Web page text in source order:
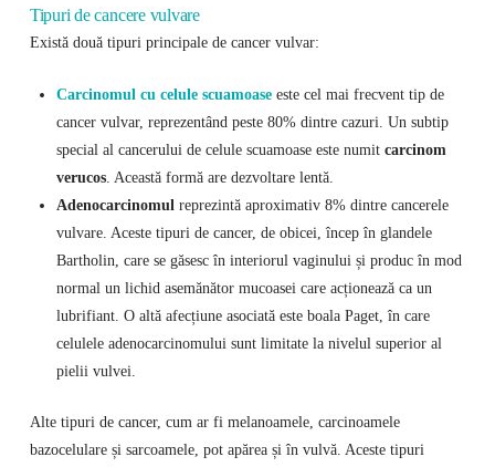
Tipuri de cancere vulvare
Există două tipuri principale de cancer vulvar:
Carcinomul cu celule scuamoase este cel mai frecvent tip de
cancer vulvar, reprezentând peste 80% dintre cazuri. Un subtip
special al cancerului de celule scuamoase este numit carcinom
verucos. Această formă are dezvoltare lentă.
Adenocarcinomul reprezintă aproximativ 8% dintre cancerele
vulvare. Aceste tipuri de cancer, de obicei, încep în glandele
Bartholin, care se găsesc în interiorul vaginului și produc în mod
normal un lichid asemănător mucoasei care acționează ca un
lubrifiant. O altă afecțiune asociată este boala Paget, în care
celulele adenocarcinomului sunt limitate la nivelul superior al
pielii vulvei.
Alte tipuri de cancer, cum ar fi melanoamele, carcinoamele
bazocelulare și sarcoamele, pot apărea și în vulvă. Aceste tipuri